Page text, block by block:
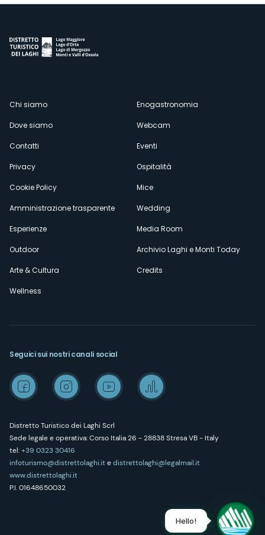
Menù
secondario
Chi siamo
Dove siamo
Contatti
Privacy
Cookie Policy
Amministrazione trasparente
Esperienze
Outdoor
Arte & Cultura
Wellness
Enogastronomia
Webcam
Eventi
Ospitalità
Mice
Wedding
Media Room
Archivio Laghi e Monti Today
Credits
Distretto Turistico dei Laghi Scrl
Sede legale e operativa: Corso Italia 26 - 28838 Stresa VB - Italy
tel:+39 0323 30416
infoturismo@distrettolaghi.itedistrettolaghi@legalmail.it
www.distrettolaghi.it
P.I. 01648650032
Seguici sui nostri canali social